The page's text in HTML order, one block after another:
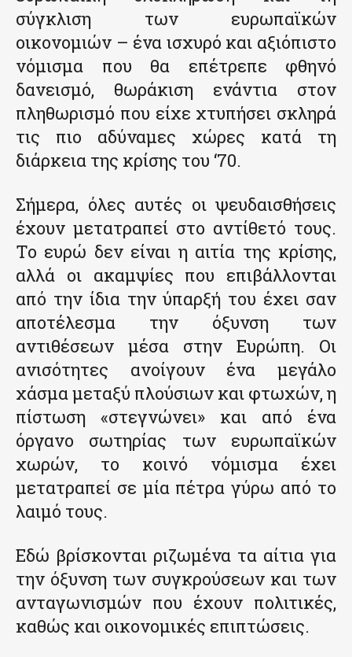
σύγκλιση των ευρωπαϊκών
οικονομιών – ένα ισχυρό και αξιόπιστο
νόμισμα που θα επέτρεπε φθηνό
δανεισμό, θωράκιση ενάντια στον
πληθωρισμό που είχε χτυπήσει σκληρά
τις πιο αδύναμες χώρες κατά τη
διάρκεια της κρίσης του ‘70.
Σήμερα, όλες αυτές οι ψευδαισθήσεις
έχουν μετατραπεί στο αντίθετό τους.
Το ευρώ δεν είναι η αιτία της κρίσης,
αλλά οι ακαμψίες που επιβάλλονται
από την ίδια την ύπαρξή του έχει σαν
αποτέλεσμα την όξυνση των
αντιθέσεων μέσα στην Ευρώπη. Οι
ανισότητες ανοίγουν ένα μεγάλο
χάσμα μεταξύ πλούσιων και φτωχών, η
πίστωση «στεγνώνει» και από ένα
όργανο σωτηρίας των ευρωπαϊκών
χωρών, το κοινό νόμισμα έχει
μετατραπεί σε μία πέτρα γύρω από το
λαιμό τους.
Εδώ βρίσκονται ριζωμένα τα αίτια για
την όξυνση των συγκρούσεων και των
ανταγωνισμών που έχουν πολιτικές,
καθώς και οικονομικές επιπτώσεις.